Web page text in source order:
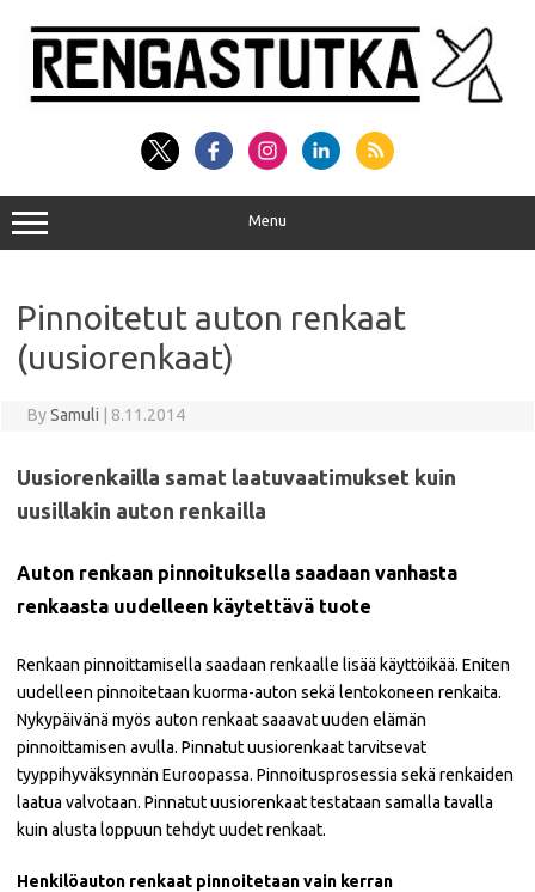
content
Menu
Pinnoitetut auton renkaat
(uusiorenkaat)
BySamuli 8.11.2014
Uusiorenkailla samat laatuvaatimukset kuin
uusillakin auton renkailla
Auton renkaan pinnoituksella saadaan vanhasta
renkaasta uudelleen käytettävä tuote
Renkaan pinnoittamisella saadaan renkaalle lisää käyttöikää. Eniten
uudelleen pinnoitetaan kuorma-auton sekä lentokoneen renkaita.
Nykypäivänä myös auton renkaat saaavat uuden elämän
pinnoittamisen avulla. Pinnatut uusiorenkaat tarvitsevat
tyyppihyväksynnän Euroopassa. Pinnoitusprosessia sekä renkaiden
laatua valvotaan. Pinnatut uusiorenkaat testataan samalla tavalla
kuin alusta loppuun tehdyt uudet renkaat.
Henkilöauton renkaat pinnoitetaan vain kerran